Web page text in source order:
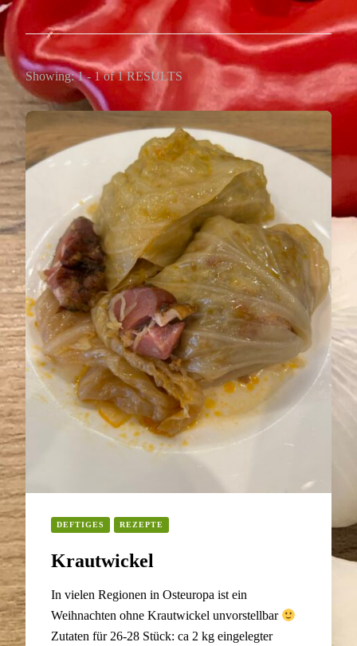
Showing: 1 - 1 of 1 RESULTS
DEFTIGES REZEPTE
Krautwickel
In vielen Regionen in Osteuropa ist ein
Weihnachten ohne Krautwickel unvorstellbar
Zutaten für 26-28 Stück: ca 2 kg eingelegter